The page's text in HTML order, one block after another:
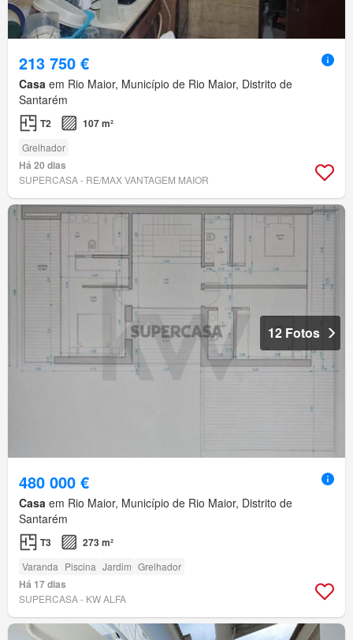
213 750 €
Casa em Rio Maior, Município de Rio Maior, Distrito de
Santarém
T2 107 m²
Grelhador
Há 20 dias
SUPERCASA - RE/MAX VANTAGEM MAIOR
12 Fotos
480 000 €
Casa em Rio Maior, Município de Rio Maior, Distrito de
Santarém
T3 273 m²
Varanda Piscina Jardim Grelhador
Há 17 dias
SUPERCASA - KW ALFA